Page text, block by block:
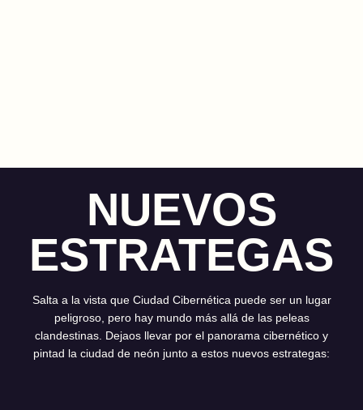
NUEVOS
ESTRATEGAS
Salta a la vista que Ciudad Cibernética puede ser un lugar
peligroso, pero hay mundo más allá de las peleas
clandestinas. Dejaos llevar por el panorama cibernético y
pintad la ciudad de neón junto a estos nuevos estrategas: